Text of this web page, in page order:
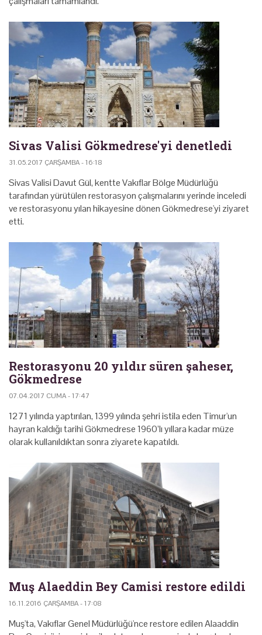
Sivas Valisi Gökmedrese'yi denetledi
31.05.2017 ÇARŞAMBA - 16:18
Sivas Valisi Davut Gül, kentte Vakıflar Bölge Müdürlüğü
tarafından yürütülen restorasyon çalışmalarını yerinde inceledi
ve restorasyonu yılan hikayesine dönen Gökmedrese'yi ziyaret
etti.
Restorasyonu 20 yıldır süren şaheser,
Gökmedrese
07.04.2017 CUMA - 17:47
1271 yılında yaptırılan, 1399 yılında şehri istila eden Timur'un
hayran kaldığı tarihi Gökmedrese 1960’lı yıllara kadar müze
olarak kullanıldıktan sonra ziyarete kapatıldı.
Muş Alaeddin Bey Camisi restore edildi
16.11.2016 ÇARŞAMBA - 17:08
Muş'ta, Vakıflar Genel Müdürlüğü'nce restore edilen Alaaddin